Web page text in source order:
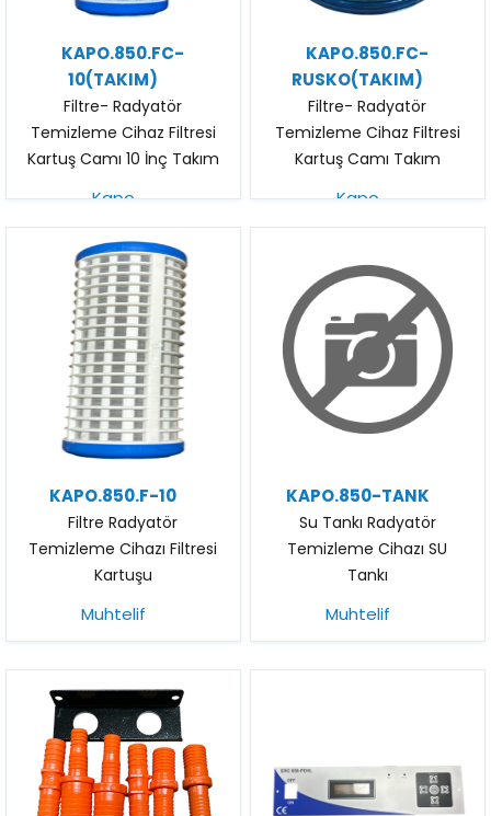
KAPO.850.FC-
10(TAKIM)
Filtre- Radyatör
Temizleme Cihaz Filtresi
Kartuş Camı 10 İnç Takım
Kapo
KAPO.850.FC-
RUSKO(TAKIM)
Filtre- Radyatör
Temizleme Cihaz Filtresi
Kartuş Camı Takım
Kapo
KAPO.850.F-10
Filtre Radyatör
Temizleme Cihazı Filtresi
Kartuşu
Muhtelif
KAPO.850-TANK
Su Tankı Radyatör
Temizleme Cihazı SU
Tankı
Muhtelif